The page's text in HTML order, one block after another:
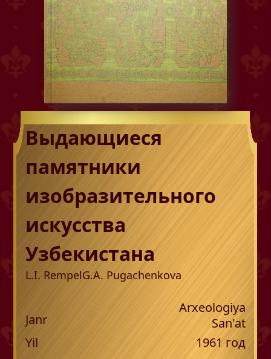
Выдающиеся
памятники
изобразительного
искусства
Узбекистана
L.I. RempelG.A. Pugachenkova
Janr
Arxeologiya
San'at
Yil
1961 год